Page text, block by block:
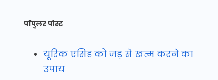
पॉपुलर पोस्ट
यूरिक एसिड को जड़ से खत्म करने का
उपाय